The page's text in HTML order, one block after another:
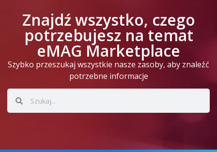
Znajdź wszystko, czego
potrzebujesz na temat
eMAG Marketplace
Szybko przeszukaj wszystkie nasze zasoby, aby znaleźć
potrzebne informacje